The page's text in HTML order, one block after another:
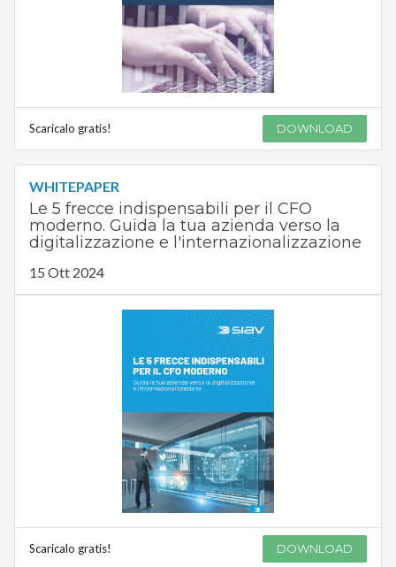
Scaricalo gratis! DOWNLOAD
WHITEPAPER
Le 5 frecce indispensabili per il CFO
moderno. Guida la tua azienda verso la
digitalizzazione e l'internazionalizzazione
15 Ott 2024
Scaricalo gratis! DOWNLOAD